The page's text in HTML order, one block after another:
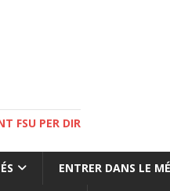
FSU PER DIR
ENTRER DANS LE